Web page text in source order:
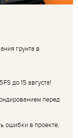
грунта в
до 15 августа!
перед
ошибки в проекте,